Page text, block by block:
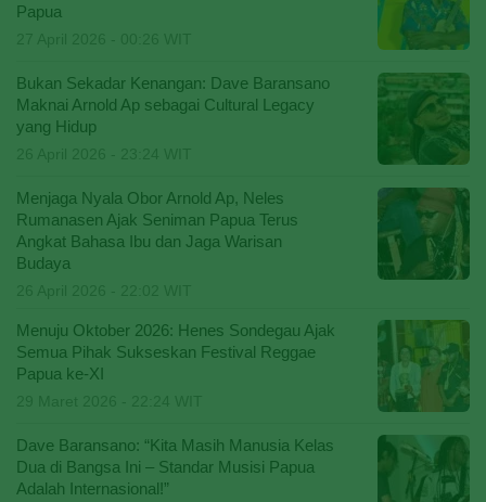
Papua
Bukan Sekadar Kenangan: Dave Baransano
Maknai Arnold Ap sebagai Cultural Legacy
yang Hidup
Menjaga Nyala Obor Arnold Ap, Neles
Rumanasen Ajak Seniman Papua Terus
Angkat Bahasa Ibu dan Jaga Warisan
Budaya
Menuju Oktober 2026: Henes Sondegau Ajak
Semua Pihak Sukseskan Festival Reggae
Papua ke-XI
Dave Baransano: “Kita Masih Manusia Kelas
Dua di Bangsa Ini – Standar Musisi Papua
Adalah Internasional!”